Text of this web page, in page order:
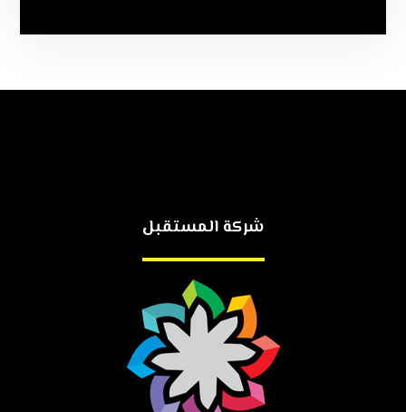
شركة المستقبل